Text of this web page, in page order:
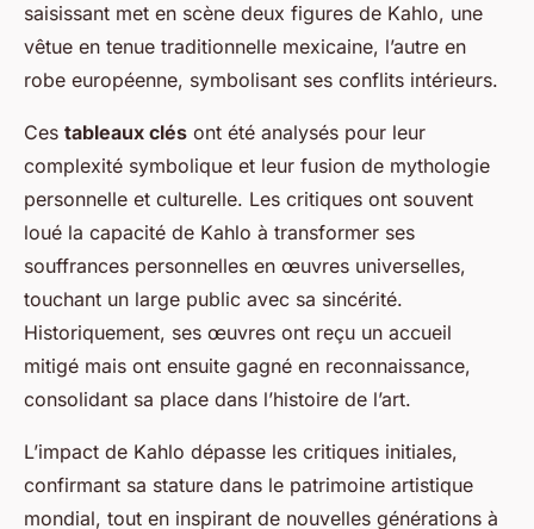
saisissant met en scène deux figures de Kahlo, une
vêtue en tenue traditionnelle mexicaine, l’autre en
robe européenne, symbolisant ses conflits intérieurs.
Ces tableaux clés ont été analysés pour leur
complexité symbolique et leur fusion de mythologie
personnelle et culturelle. Les critiques ont souvent
loué la capacité de Kahlo à transformer ses
souffrances personnelles en œuvres universelles,
touchant un large public avec sa sincérité.
Historiquement, ses œuvres ont reçu un accueil
mitigé mais ont ensuite gagné en reconnaissance,
consolidant sa place dans l’histoire de l’art.
L’impact de Kahlo dépasse les critiques initiales,
confirmant sa stature dans le patrimoine artistique
mondial, tout en inspirant de nouvelles générations à